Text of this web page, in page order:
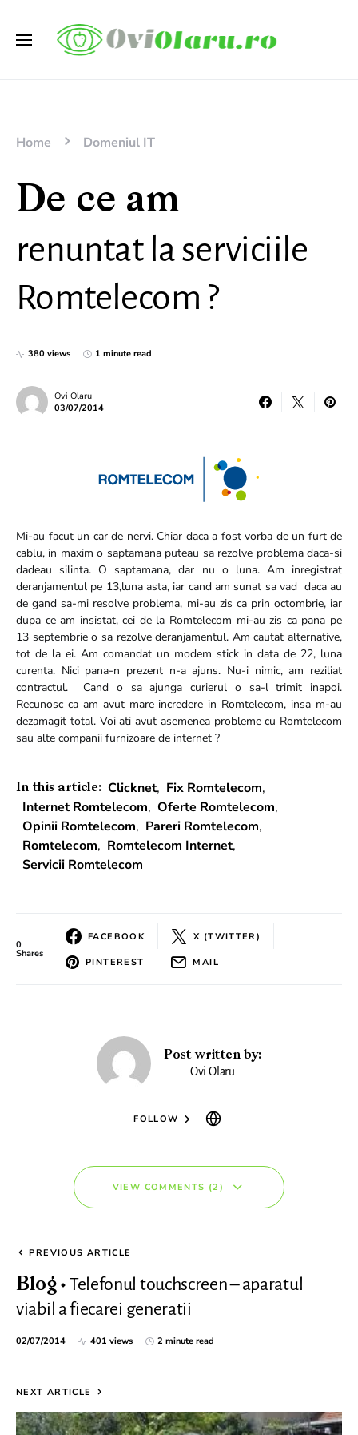
Home Domeniul IT
De ce am
renuntat la serviciile
Romtelecom ?
380 views 1 minute read
Ovi Olaru
03/07/2014
Mi-au facut un car de nervi. Chiar daca a fost vorba de un furt de
cablu, in maxim o saptamana puteau sa rezolve problema daca-si
dadeau silinta. O saptamana, dar nu o luna. Am inregistrat
deranjamentul pe 13,luna asta, iar cand am sunat sa vad daca au
de gand sa-mi resolve problema, mi-au zis ca prin octombrie, iar
dupa ce am insistat, cei de la Romtelecom mi-au zis ca pana pe
13 septembrie o sa rezolve deranjamentul. Am cautat alternative,
tot de la ei. Am comandat un modem stick in data de 22, luna
curenta. Nici pana-n prezent n-a ajuns. Nu-i nimic, am reziliat
contractul. Cand o sa ajunga curierul o sa-l trimit inapoi.
Recunosc ca am avut mare incredere in Romtelecom, insa m-au
dezamagit total. Voi ati avut asemenea probleme cu Romtelecom
sau alte companii furnizoare de internet ?
In this article: Clicknet, Fix Romtelecom,
Internet Romtelecom, Oferte Romtelecom,
Opinii Romtelecom, Pareri Romtelecom,
Romtelecom, Romtelecom Internet,
Servicii Romtelecom
0
Shares
FACEBOOK X (TWITTER)
PINTEREST MAIL
Post written by:
Ovi Olaru
FOLLOW
VIEW COMMENTS (2)
PREVIOUS ARTICLE
Blog
Telefonul touchscreen – aparatul
viabil a fiecarei generatii
02/07/2014 401 views 2 minute read
NEXT ARTICLE